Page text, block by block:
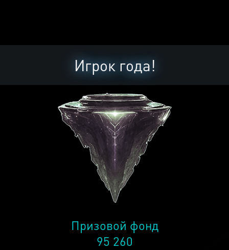
Игрок года!
Призовой фонд
95 260